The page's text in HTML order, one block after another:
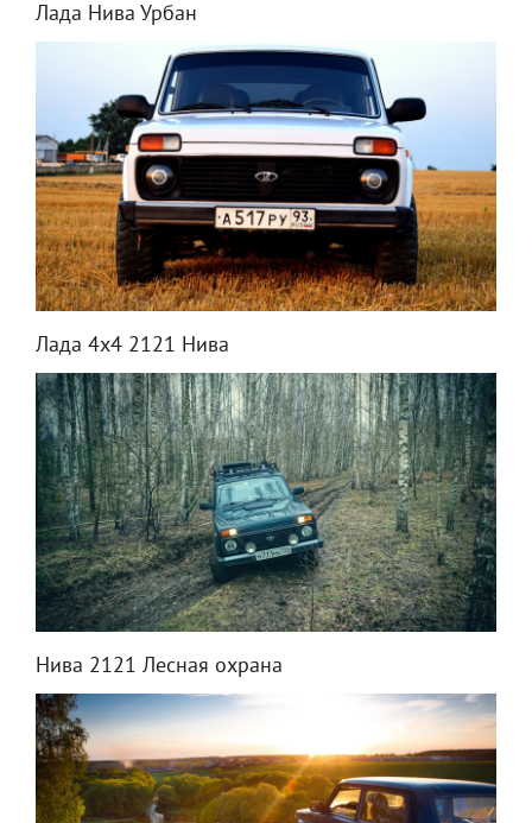
Лада Нива Урбан
Лада 4x4 2121 Нива
Нива 2121 Лесная охрана